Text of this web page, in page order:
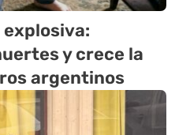
y crece la
argentinos